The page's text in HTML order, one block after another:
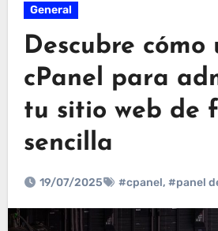
General
Descubre
cPanel para
tu sitio web de
sencilla
19/07/2025 #cpanel, #panel